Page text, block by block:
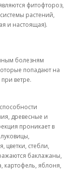
фитофтороз,
растений,
и настоящая).
болезням
попадают на
ветре.
древесные и
проникает в
цветки, стебли,
баклажаны,
картофель, яблоня,